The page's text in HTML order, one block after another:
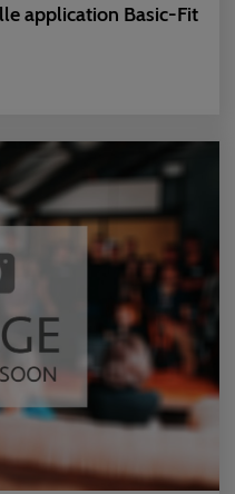
application Basic-Fit